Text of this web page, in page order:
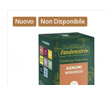
Nuovo Non Disponibile